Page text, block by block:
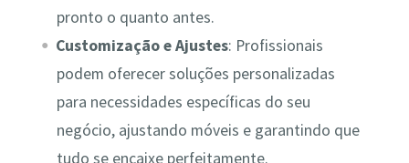
pronto o quanto antes.
Customização e Ajustes: Profissionais
podem oferecer soluções personalizadas
para necessidades específicas do seu
negócio, ajustando móveis e garantindo que
tudo se encaixe perfeitamente.